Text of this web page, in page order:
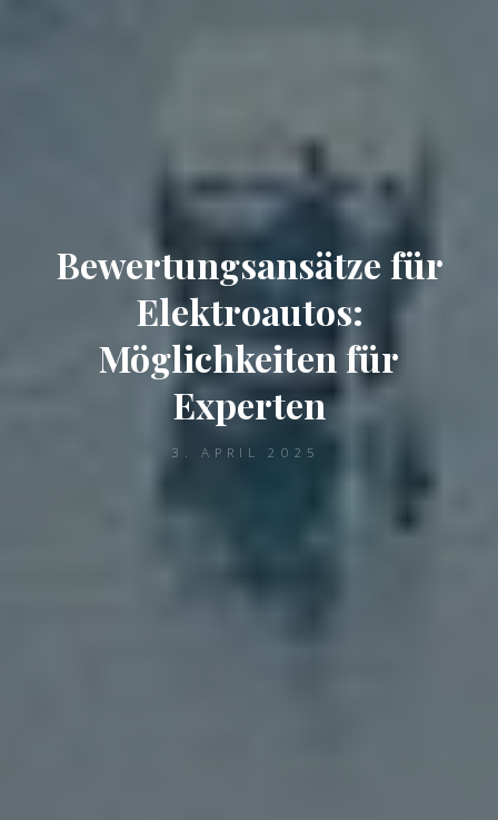
Bewertungsansätze für
Elektroautos:
Möglichkeiten für
Experten
3. APRIL 2025